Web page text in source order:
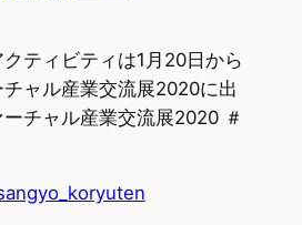
ティビティは1月20日から
ャル産業交流展2020に出
チャル産業交流展2020 ＃